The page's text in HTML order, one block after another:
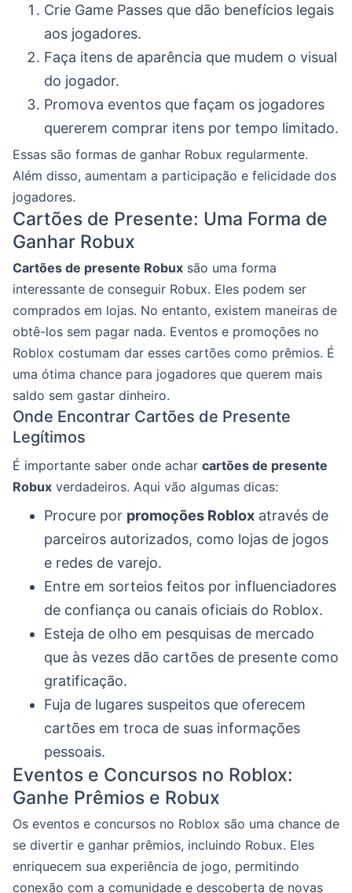
Crie Game Passes que dão benefícios legais
aos jogadores.
Faça itens de aparência que mudem o visual
do jogador.
Promova eventos que façam os jogadores
quererem comprar itens por tempo limitado.
Essas são formas de ganhar Robux regularmente.
Além disso, aumentam a participação e felicidade dos
jogadores.
Cartões de Presente: Uma Forma de
Ganhar Robux
Cartões de presente Robux são uma forma
interessante de conseguir Robux. Eles podem ser
comprados em lojas. No entanto, existem maneiras de
obtê-los sem pagar nada. Eventos e promoções no
Roblox costumam dar esses cartões como prêmios. É
uma ótima chance para jogadores que querem mais
saldo sem gastar dinheiro.
Onde Encontrar Cartões de Presente
Legítimos
É importante saber onde achar cartões de presente
Robux verdadeiros. Aqui vão algumas dicas:
Procure por promoções Roblox através de
parceiros autorizados, como lojas de jogos
e redes de varejo.
Entre em sorteios feitos por influenciadores
de confiança ou canais oficiais do Roblox.
Esteja de olho em pesquisas de mercado
que às vezes dão cartões de presente como
gratificação.
Fuja de lugares suspeitos que oferecem
cartões em troca de suas informações
pessoais.
Eventos e Concursos no Roblox:
Ganhe Prêmios e Robux
Os eventos e concursos no Roblox são uma chance de
se divertir e ganhar prêmios, incluindo Robux. Eles
enriquecem sua experiência de jogo, permitindo
conexão com a comunidade e descoberta de novas